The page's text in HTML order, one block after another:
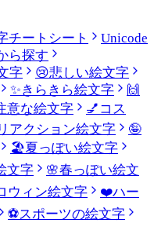
チートシート
Unicode
ら探す
字 😢悲しい絵文字
✨きらきら絵文字
🙌
意な絵文字 💅 コス
リアクション絵文字
🤪
🏖️夏っぽい絵文字
文字 🌸春っぽい絵文
ウィン絵文字 ❤️ハー
⚽スポーツの絵文字